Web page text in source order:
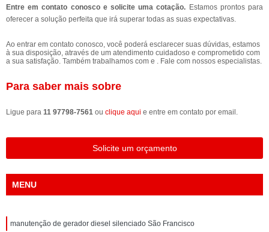
Entre em contato conosco e solicite uma cotação. Estamos prontos para
oferecer a solução perfeita que irá superar todas as suas expectativas.
Ao entrar em contato conosco, você poderá esclarecer suas dúvidas, estamos
à sua disposição, através de um atendimento cuidadoso e comprometido com
a sua satisfação. Também trabalhamos com e . Fale com nossos especialistas.
Para saber mais sobre
Ligue para 11 97798-7561 ou clique aqui e entre em contato por email.
Solicite um orçamento
MENU
manutenção de gerador diesel silenciado São Francisco